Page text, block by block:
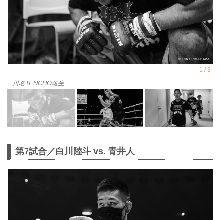
川名TENCHO雄生
第7試合／白川陸斗 vs. 青井人